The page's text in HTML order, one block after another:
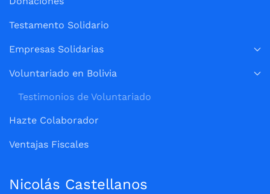
Testamento Solidario
Empresas Solidarias
Voluntariado en Bolivia
Testimonios de Voluntariado
Hazte Colaborador
Ventajas Fiscales
Nicolás Castellanos